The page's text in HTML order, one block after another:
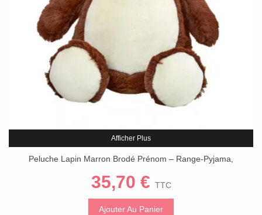
Afficher Plus
Peluche Lapin Marron Brodé Prénom – Range-Pyjama,
35,70 € TTC
Ajouter Au Panier